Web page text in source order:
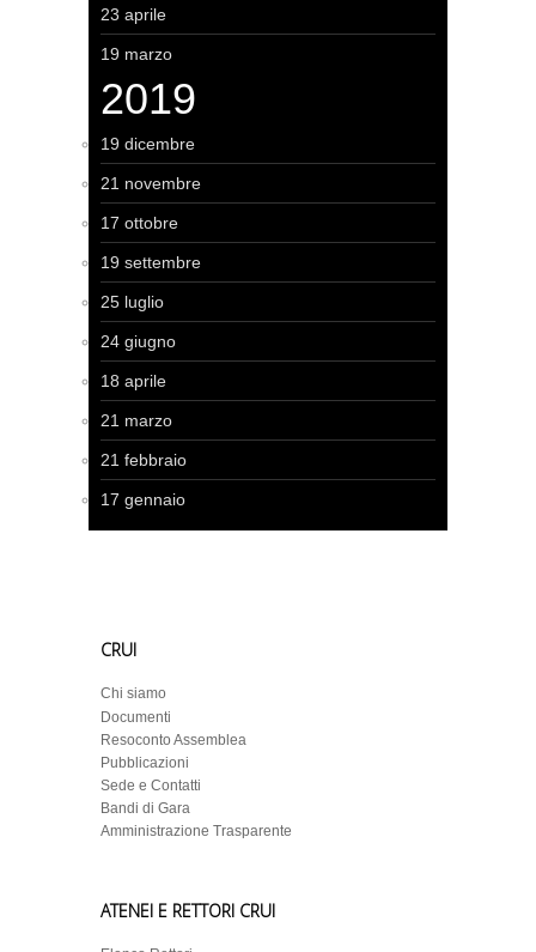
23 aprile
19 marzo
2019
19 dicembre
21 novembre
17 ottobre
19 settembre
25 luglio
24 giugno
18 aprile
21 marzo
21 febbraio
17 gennaio
CRUI
Chi siamo
Documenti
Resoconto Assemblea
Pubblicazioni
Sede e Contatti
Bandi di Gara
Amministrazione Trasparente
ATENEI E RETTORI CRUI